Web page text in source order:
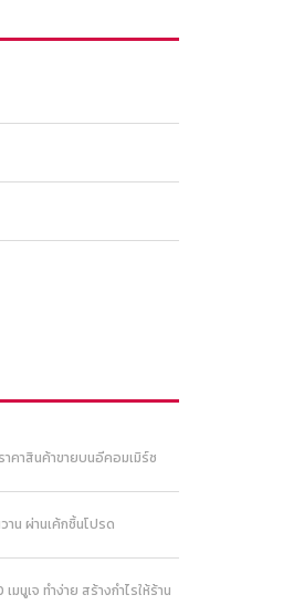
คาสินค้าขายบนอีคอมเมิร์ซ
าน ผ่านเค้กชิ้นโปรด
มนูเจ ทำง่าย สร้างกำไรให้ร้าน